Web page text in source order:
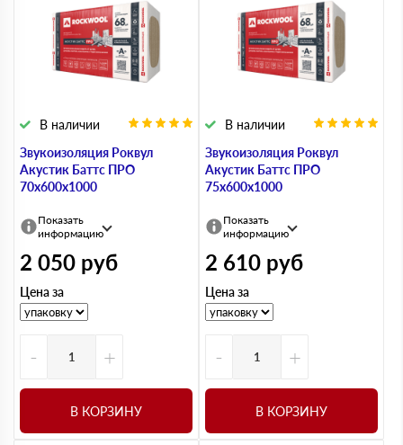
Звукоизоляция Роквул
Акустик Баттс ПРО
70х600х1000
В наличии
Показать
информацию
2 050 руб
Цена за
- +
В КОРЗИНУ
Звукоизоляция Роквул
Акустик Баттс ПРО
75х600х1000
В наличии
Показать
информацию
2 610 руб
Цена за
- +
В КОРЗИНУ